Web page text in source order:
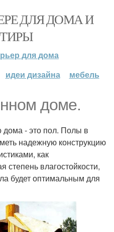
ДЛЯ ДОМА И
для дома
идеи дизайна мебель
доме.
дома - это пол. Полы в
надежную конструкцию
как
степень влагостойкости,
будет оптимальным для